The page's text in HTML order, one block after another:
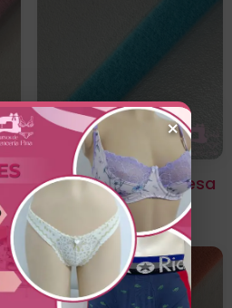
Tapa Varilla Turquesa
×